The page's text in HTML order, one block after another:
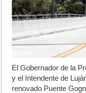
Ronda de Negocios:
Desbaratan un punto de
Campeonato TC JK:
El Gobernador de la
y el Intendente de
renovado Puente